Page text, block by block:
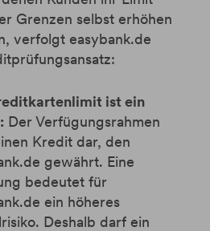
Grenzen selbst erhöhen
verfolgt easybank.de
ist ein
Der Verfügungsrahmen
Kredit dar, den
gewährt. Eine
bedeutet für
ein höheres
Deshalb darf ein